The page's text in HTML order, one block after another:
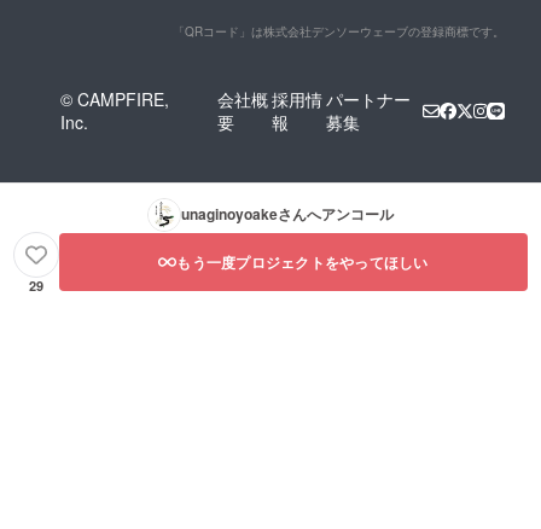
「QRコード」は株式会社デンソーウェーブの登録商標です。
© CAMPFIRE,
Inc.
会社概
要
採用情
報
パートナー
募集
unaginoyoakeさんへアンコール
29
もう一度プロジェクトをやってほしい